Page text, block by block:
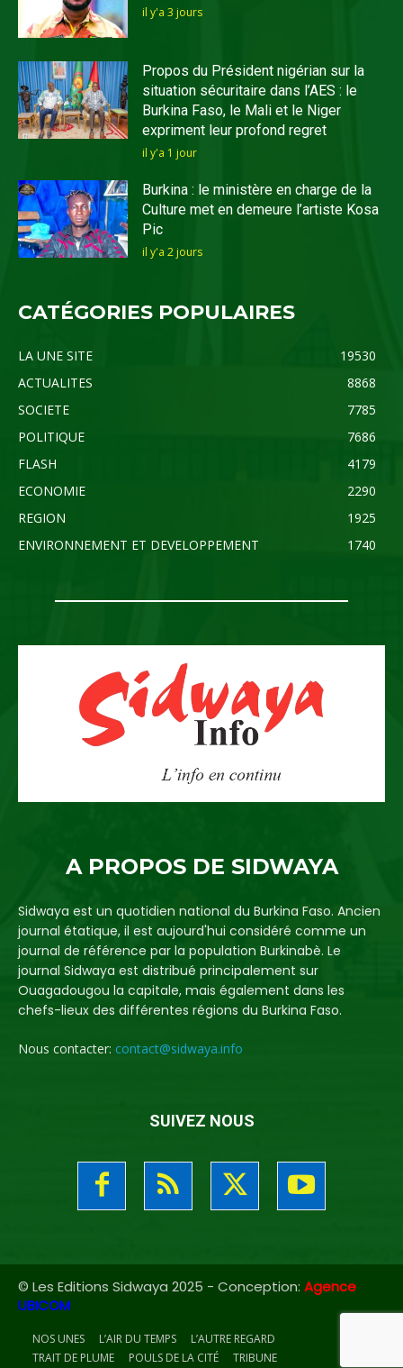
il y'a 3 jours
Propos du Président nigérian sur la
situation sécuritaire dans l’AES : le
Burkina Faso, le Mali et le Niger
expriment leur profond regret
il y'a 1 jour
Burkina : le ministère en charge de la
Culture met en demeure l’artiste Kosa
Pic
il y'a 2 jours
CATÉGORIES POPULAIRES
LA UNE SITE
19530
ACTUALITES
8868
SOCIETE
7785
POLITIQUE
7686
FLASH
4179
ECONOMIE
2290
REGION
1925
ENVIRONNEMENT ET DEVELOPPEMENT
1740
A PROPOS DE SIDWAYA
Sidwaya est un quotidien national du Burkina Faso. Ancien
journal étatique, il est aujourd'hui considéré comme un
journal de référence par la population Burkinabè. Le
journal Sidwaya est distribué principalement sur
Ouagadougou la capitale, mais également dans les
chefs-lieux des différentes régions du Burkina Faso.
Nous contacter: contact@sidwaya.info
SUIVEZ NOUS
© Les Editions Sidwaya 2025 - Conception: Agence
UBICOM
NOS UNES L’AIR DU TEMPS
L’AUTRE REGARD
TRAIT DE PLUME
POULS DE LA CITÉ TRIBUNE